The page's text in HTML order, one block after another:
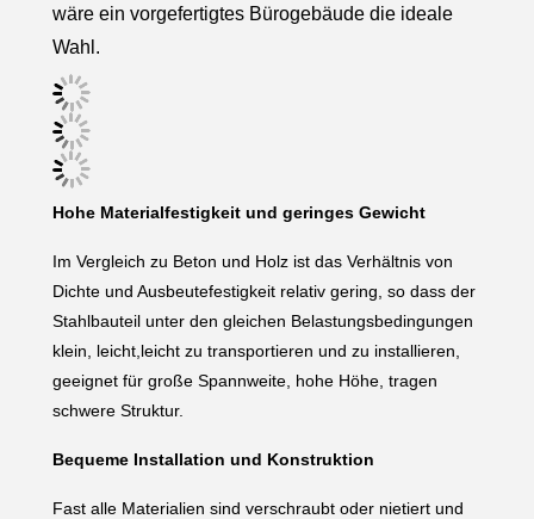
wäre ein vorgefertigtes Bürogebäude die ideale
Wahl.
Hohe Materialfestigkeit und geringes Gewicht
Im Vergleich zu Beton und Holz ist das Verhältnis von
Dichte und Ausbeutefestigkeit relativ gering, so dass der
Stahlbauteil unter den gleichen Belastungsbedingungen
klein, leicht,leicht zu transportieren und zu installieren,
geeignet für große Spannweite, hohe Höhe, tragen
schwere Struktur.
Bequeme Installation und Konstruktion
Fast alle Materialien sind verschraubt oder nietiert und